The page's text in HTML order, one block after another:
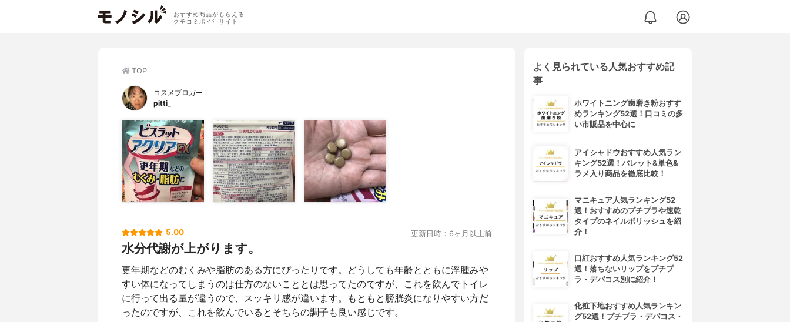
おすすめ商品がもらえる
クチコミポイ活サイト
TOP
コスメブロガー
pitti_
5.00 更新日時：6ヶ月以上前
水分代謝が上がります。
更年期などのむくみや脂肪のある方にぴったりです。どうしても年齢とともに浮腫みや
すい体になってしまうのは仕方のないこととは思ってたのですが、これを飲んでトイレ
に行って出る量が違うので、スッキリ感が違います。もともと膀胱炎になりやすい方だ
ったのですが、これを飲んでいるとそちらの調子も良い感じです。
よく見られている人気おすすめ記
事
ホワイトニング歯磨き粉おすす
めランキング52選！口コミの多
い市販品を中心に
アイシャドウおすすめ人気ラン
キング52選！パレット&単色&
ラメ入り商品を徹底比較！
マニキュア人気ランキング52
選！おすすめのプチプラや速乾
タイプのネイルポリッシュを紹
介！
口紅おすすめ人気ランキング52
選！落ちないリップをプチプ
ラ・デパコス別に紹介！
化粧下地おすすめ人気ランキン
グ52選！プチプラ・デパコス・